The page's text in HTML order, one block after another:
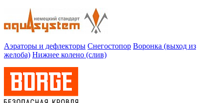
Аэраторы и дефлекторы Снегостопор Воронка (выход из
желоба) Нижнее колено (слив)